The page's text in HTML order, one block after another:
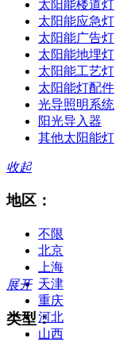
太阳能楼道灯
太阳能应急灯
太阳能广告灯
太阳能地埋灯
太阳能工艺灯
太阳能灯配件
光导照明系统
阳光导入器
其他太阳能灯
收起
地区：
不限
北京
上海
天津
重庆
河北
山西
展开
类型：